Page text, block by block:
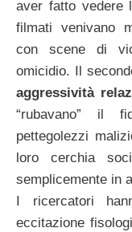
aver fatto vedere
filmati venivano
con scene di
omicidio. Il
aggressività
“rubavano” il
pettegolezzi
loro cerchia
semplicemente in
I ricercatori
eccitazione